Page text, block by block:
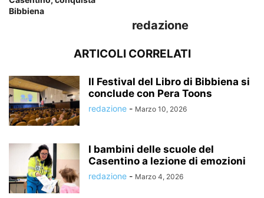
Bibbiena
redazione
ARTICOLI CORRELATI
Il Festival del Libro di Bibbiena si
conclude con Pera Toons
redazione - Marzo 10, 2026
I bambini delle scuole del
Casentino a lezione di emozioni
redazione - Marzo 4, 2026